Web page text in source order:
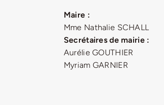
Maire :
Mme Nathalie SCHALL
Secrétaires de mairie :
Aurélie GOUTHIER
Myriam GARNIER